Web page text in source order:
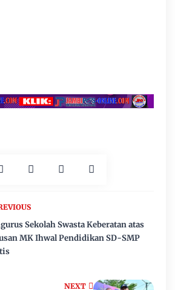
NEXT
Sekolah Swasta Keberatan atas
MK Ihwal Pendidikan SD-SMP